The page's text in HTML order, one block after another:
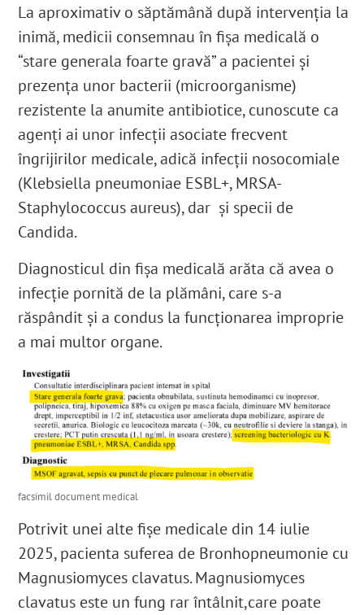
La aproximativ o săptămână după intervenția la
inimă, medicii consemnau în fișa medicală o
“stare generala foarte gravă” a pacientei și
prezența unor bacterii (microorganisme)
rezistente la anumite antibiotice, cunoscute ca
agenți ai unor infecții asociatefrecvent
îngrijirilor medicale, adică infecții nosocomiale
(Klebsiella pneumoniae ESBL+, MRSA-
Staphylococcus aureus), dar și specii de
Candida.
Diagnosticul din fișa medicală arăta că avea o
infecție pornită de la plămâni, care s-a
răspândit și a condus la funcționarea improprie
a mai multor organe.
facsimil document medical
Potrivit unei alte fișe medicale din 14 iulie
2025, pacienta suferea de Bronhopneumonie cu
Magnusiomyces clavatus.Magnusiomyces
clavatus este un fung rar întâlnit,care poate